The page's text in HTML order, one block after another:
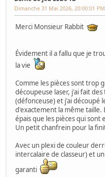
Maséance sur le divan
Magaming room, mastorage
Dimanche 31 Mai 2026, 20:00:01 PM
Merci Monsieur Rabbit
Évidement il a fallu que je
la vie
Comme les pièces sont trop
découpeuse laser, j'ai fait
(défonceuse) et j'ai découpé
d'exactement la même taille.
épais que les pièces qui sont
Un petit chanfrein pour la
Avec un plexi de couleur
intercalaire de classeur) et
garanti